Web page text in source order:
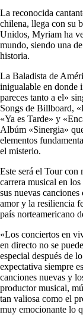
La reconocida
chilena, llega con su
Unidos, Myriam ha
mundo, siendo una
historia.
La Baladista de
inigualable en donde
pareces tanto a el»
Songs de Billboard,
«Ya es Tarde» y
Albúm «Sinergia»
elementos
el misterio.
Este será el Tour con
carrera musical en
sus nuevas
amor y la resiliencia
país norteamericano
«Los conciertos en
en directo no se
especial después de
expectativa siempre
canciones nuevas y
productor musical,
tan valiosa como el
muy emocionante lo